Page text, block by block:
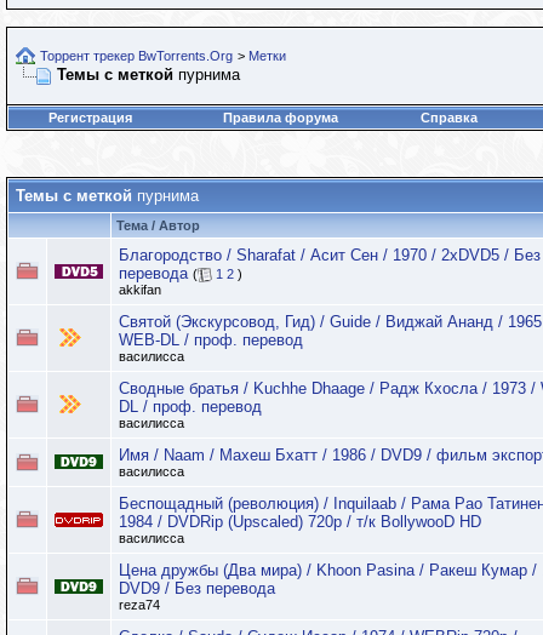
Торрент трекер BwTorrents.Org > Метки
Темы с меткой пурнима
Регистрация Правила форума Справка
Темы с меткой пурнима
Тема / Автор
Благородство / Sharafat / Асит Сен / 1970 / 2хDVD5 / Без
перевода ( 1 2 )
akkifan
Святой (Экскурсовод, Гид) / Guide / Виджай Ананд /
WEB-DL / проф. перевод
василисса
Сводные братья / Kuchhe Dhaage / Радж Кхосла / 1973 /
DL / проф. перевод
василисса
Имя / Naam / Махеш Бхатт / 1986 / DVD9 / фильм
василисса
Беспощадный (революция) / Inquilaab / Рама Рао
1984 / DVDRip (Upscaled) 720p / т/к BollywooD HD
василисса
Цена дружбы (Два мира) / Khoon Pasina / Ракеш Кумар /
DVD9 / Без перевода
reza74